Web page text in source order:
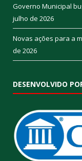
Governo Municipal
julho de 2026
Novas ações para a
de 2026
DESENVOLVIDO